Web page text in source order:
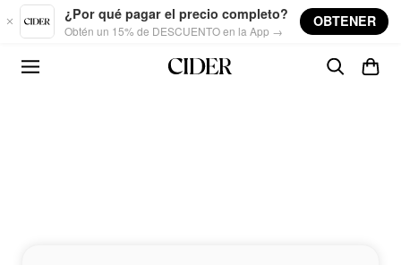
Skip to main content
¿Por qué pagar el precio completo?
Obtén un 15% de DESCUENTO en la App →
OBTENER